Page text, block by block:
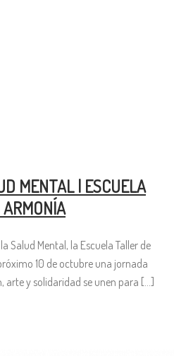
MENTAL | ESCUELA
Salud Mental, la Escuela Taller de
10 de octubre una jornada
arte y solidaridad se unen para [...]